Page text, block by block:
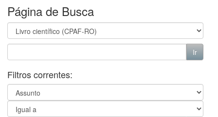
Página de Busca
Filtros correntes: